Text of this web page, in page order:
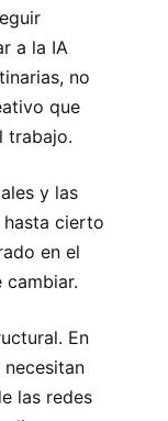
a la IA
no
que
trabajo.
y las
hasta cierto
en el
En
las redes